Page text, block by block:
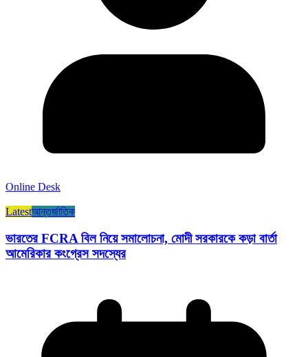
Online Desk
Latestআন্তর্জাতিক
ভারতের FCRA বিল নিয়ে সমালোচনা, মোদী সরকারকে কড়া বার্তা
আমেরিকার কংগ্রেস সদস্যের